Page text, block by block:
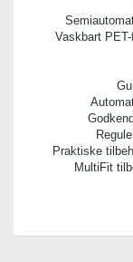
Vaskbart
Praktiske
MultiFit